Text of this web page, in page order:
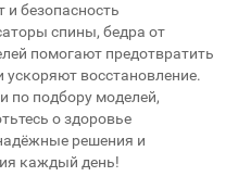
и безопасность
спины, бедра от
помогают предотвратить
восстановление.
по подбору моделей,
о здоровье
решения и
каждый день!